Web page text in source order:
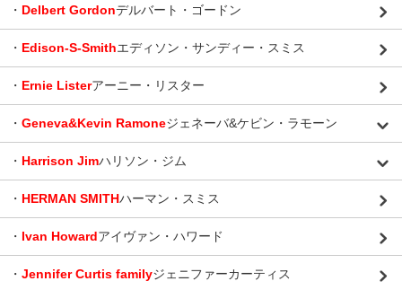
・ Delbert Gordonデルバート・ゴードン
・ Edison-S-Smithエディソン・サンディー・スミス
・ Ernie Listerアーニー・リスター
・ Geneva&Kevin Ramoneジェネーバ&ケビン・ラモーン
・ Harrison Jimハリソン・ジム
・ HERMAN SMITHハーマン・スミス
・ Ivan Howardアイヴァン・ハワード
・ Jennifer Curtis familyジェニファーカーティス